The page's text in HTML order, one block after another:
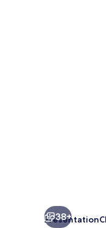
38+
Présentation